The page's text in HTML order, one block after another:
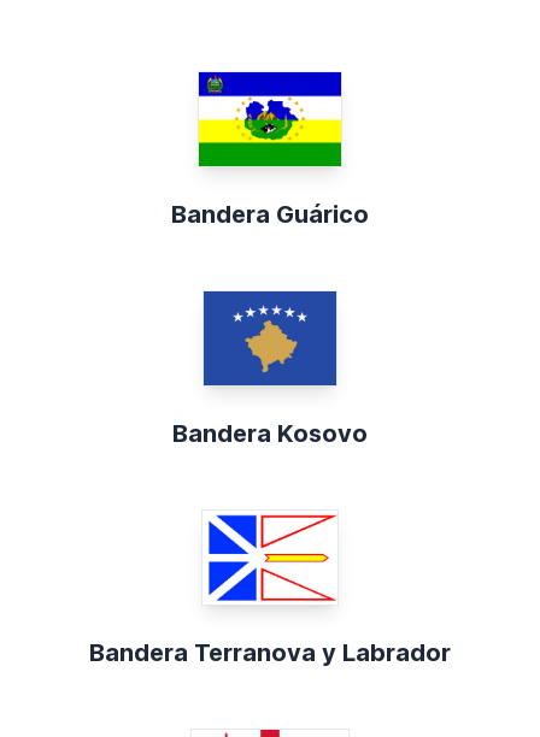
Bandera Guárico
Bandera Kosovo
Bandera Terranova y Labrador